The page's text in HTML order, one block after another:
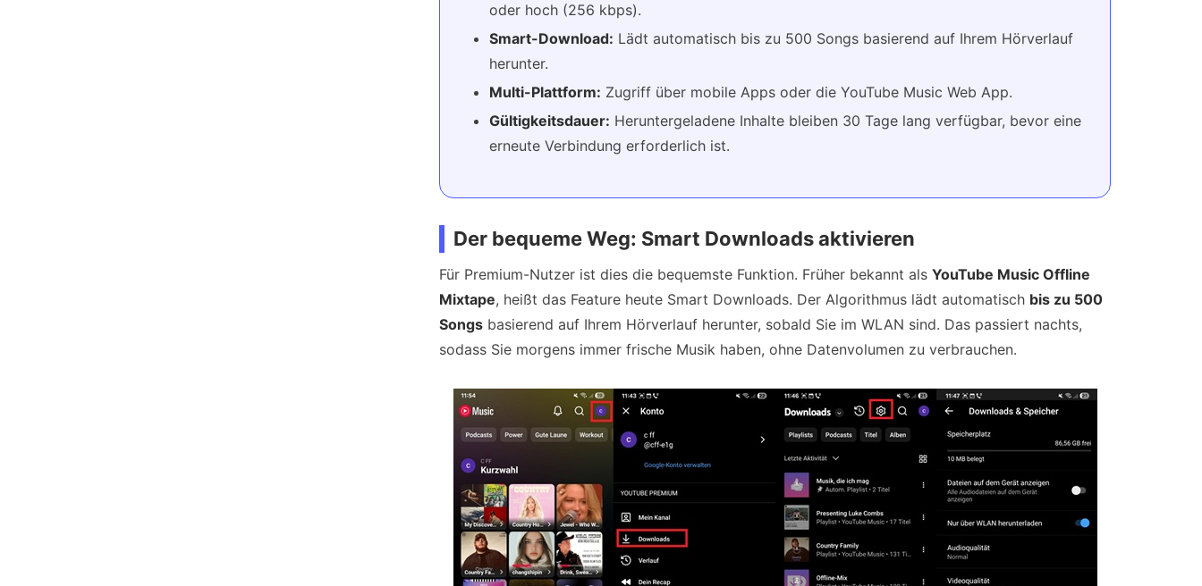
oder hoch (256 kbps).
Smart-Download: Lädt automatisch bis zu 500 Songs basierend auf Ihrem Hörverlauf
herunter.
Multi-Plattform: Zugriff über mobile Apps oder die YouTube Music Web App.
Gültigkeitsdauer: Heruntergeladene Inhalte bleiben 30 Tage lang verfügbar, bevor eine
erneute Verbindung erforderlich ist.
Der bequeme Weg: Smart Downloads aktivieren
Für Premium-Nutzer ist dies die bequemste Funktion. Früher bekannt als YouTube Music Offline
Mixtape, heißt das Feature heute Smart Downloads. Der Algorithmus lädt automatisch bis zu 500
Songs basierend auf Ihrem Hörverlauf herunter, sobald Sie im WLAN sind. Das passiert nachts,
sodass Sie morgens immer frische Musik haben, ohne Datenvolumen zu verbrauchen.